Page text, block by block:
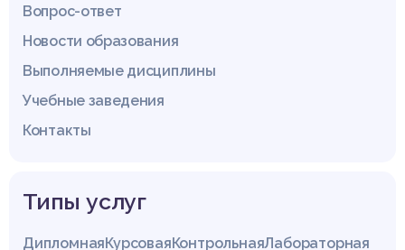
Вопрос-ответ
Новости образования
Выполняемые дисциплины
Учебные заведения
Контакты
Типы услуг
ДипломнаяКурсоваяКонтрольнаяЛабораторная